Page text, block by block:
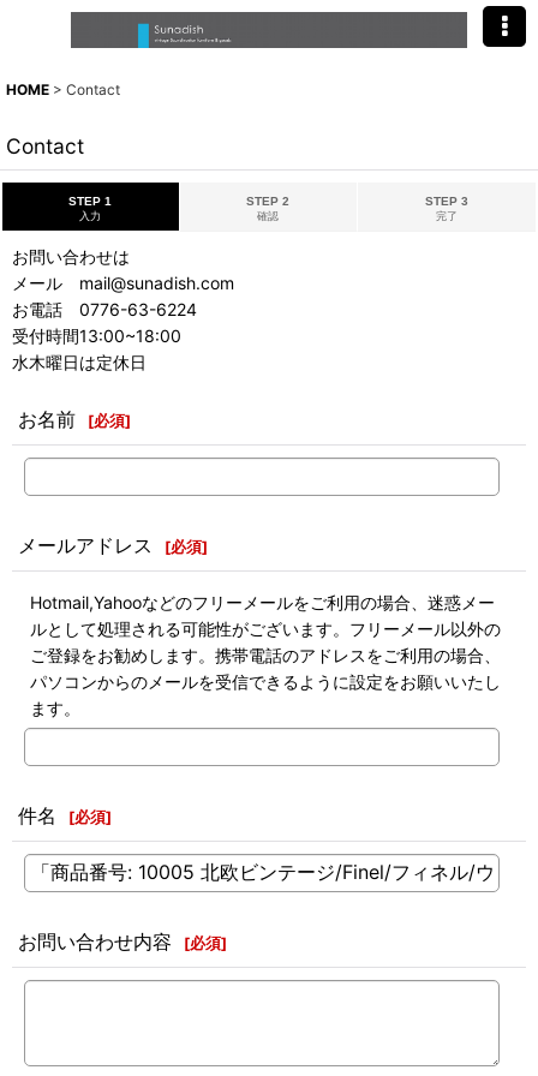
HOME > Contact
Contact
STEP 1
入力
STEP 2
確認
STEP 3
完了
お問い合わせは
メール mail@sunadish.com
お電話 0776-63-6224
受付時間13:00~18:00
水木曜日は定休日
お名前 [必須]
メールアドレス [必須]
Hotmail,Yahooなどのフリーメールをご利用の場合、迷惑メー
ルとして処理される可能性がございます。フリーメール以外の
ご登録をお勧めします。携帯電話のアドレスをご利用の場合、
パソコンからのメールを受信できるように設定をお願いいたし
ます。
件名 [必須]
お問い合わせ内容 [必須]